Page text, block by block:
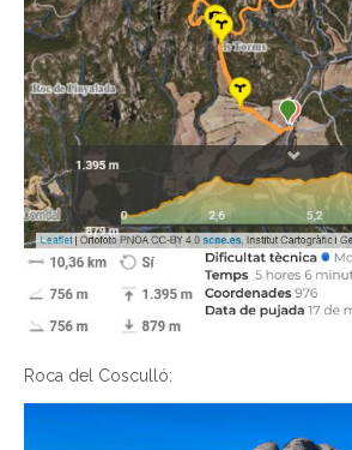
Roca del Cosculló: